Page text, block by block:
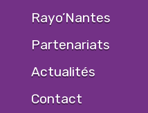
Rayo’Nantes
Partenariats
Actualités
Contact